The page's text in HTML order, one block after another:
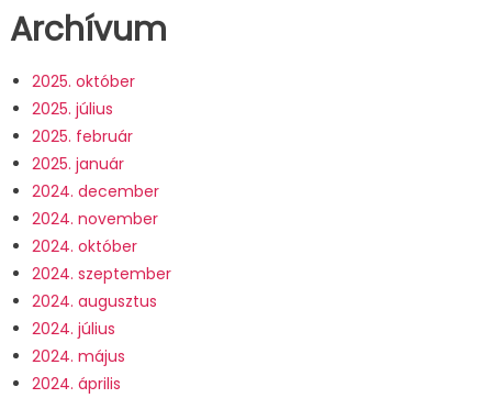
Archívum
2025. október
2025. július
2025. február
2025. január
2024. december
2024. november
2024. október
2024. szeptember
2024. augusztus
2024. július
2024. május
2024. április